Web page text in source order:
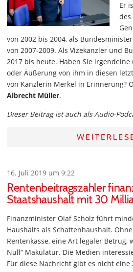
Er
des
von 2002 bis 2004, als
von 2007-2009. Als Vizekanzler und
2017 bis heute. Haben Sie
oder Äußerung von ihm in diesen
von Kanzlerin Merkel in Erinnerung?
Albrecht Müller.
Dieser Beitrag ist auch als Audio-
16. Juli 2019 um 9:22
Rentenbeitragszahler
Staatshaushalt mit 30
Finanzminister Olaf Scholz führt
Haushalts als Schattenhaushalt.
Rentenkasse, eine Art legaler Betrug,
Null“ Makulatur. Die Medien
Für diese Nachricht gibt es nicht eine